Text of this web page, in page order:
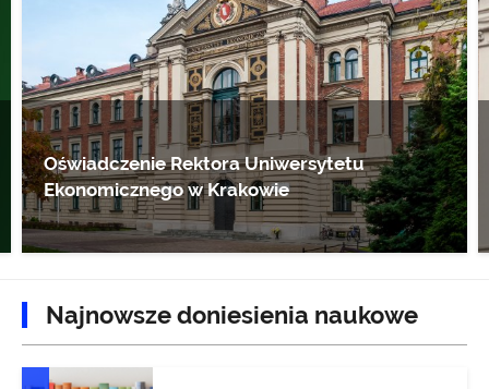
Oświadczenie Rektora Uniwersytetu
Ekonomicznego w Krakowie
Najnowsze doniesienia naukowe
DONIESIENIA NAUKOWE